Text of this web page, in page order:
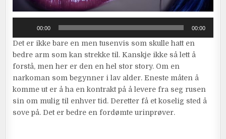
00:00 00:00
Det er ikke bare en men tusenvis som skulle hatt en
bedre arm som kan strekke til. Kanskje ikke så lett å
forstå, men her er den en hel stor story. Om en
narkoman som begynner i lav alder. Eneste måten å
komme ut er å ha en kontrakt på å levere fra seg rusen
sin om mulig til enhver tid. Deretter få et koselig sted å
sove på. Det er bedre en fordømte urinprøver.